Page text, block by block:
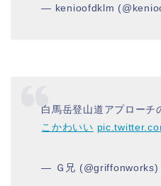
— kenioofdklm
白馬岳登山道アプローチ
こかわいい
— Ｇ兄